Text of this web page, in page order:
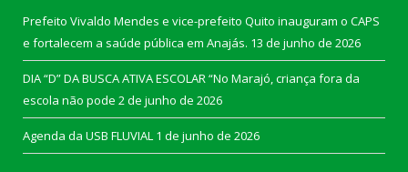
Prefeito Vivaldo Mendes e vice-prefeito Quito inauguram o CAPS
e fortalecem a saúde pública em Anajás. 13 de junho de 2026
DIA “D” DA BUSCA ATIVA ESCOLAR “No Marajó, criança fora da
escola não pode 2 de junho de 2026
Agenda da USB FLUVIAL 1 de junho de 2026